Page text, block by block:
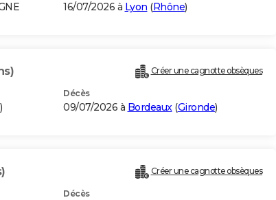
16/07/2026 à Lyon (Rhône)
Créer une cagnotte obsèques
)
Décès
09/07/2026 à Bordeaux(Gironde)
Créer une cagnotte obsèques
Décès